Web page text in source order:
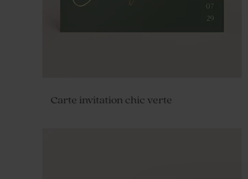
Carte invitation chic verte